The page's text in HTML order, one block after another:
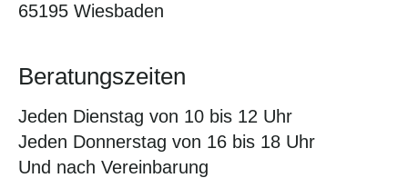
65195 Wiesbaden
Beratungszeiten
Jeden Dienstag von 10 bis 12 Uhr
Jeden Donnerstag von 16 bis 18 Uhr
Und nach Vereinbarung